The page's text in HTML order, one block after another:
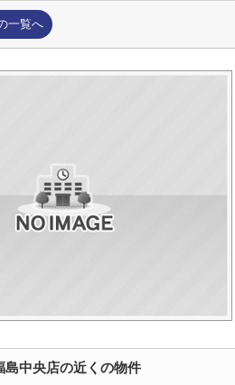
一覧へ
島中央店の近くの物件